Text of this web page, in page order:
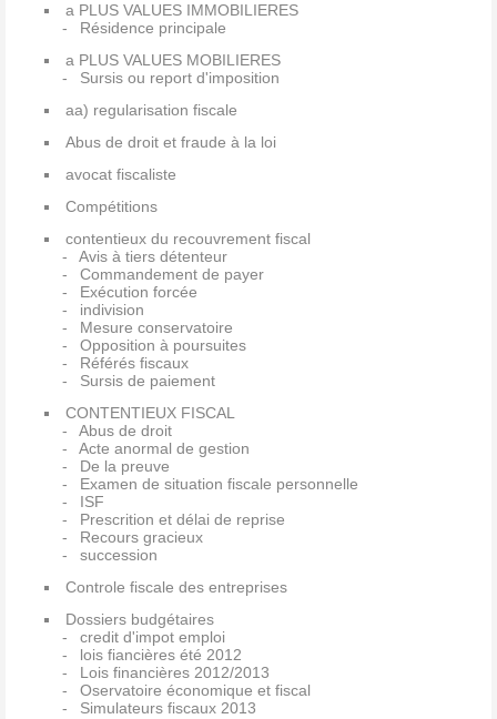
a PLUS VALUES IMMOBILIERES
Résidence principale
a PLUS VALUES MOBILIERES
Sursis ou report d'imposition
aa) regularisation fiscale
Abus de droit et fraude à la loi
avocat fiscaliste
Compétitions
contentieux du recouvrement fiscal
Avis à tiers détenteur
Commandement de payer
Exécution forcée
indivision
Mesure conservatoire
Opposition à poursuites
Référés fiscaux
Sursis de paiement
CONTENTIEUX FISCAL
Abus de droit
Acte anormal de gestion
De la preuve
Examen de situation fiscale personnelle
ISF
Prescrition et délai de reprise
Recours gracieux
succession
Controle fiscale des entreprises
Dossiers budgétaires
credit d'impot emploi
lois fiancières été 2012
Lois financières 2012/2013
Oservatoire économique et fiscal
Simulateurs fiscaux 2013